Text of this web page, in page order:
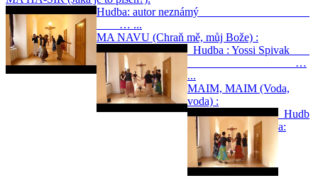
Hudba: autor neznámý
… ...
MA NAVU (Chraň mě, můj Bože) :
Hudba : Yossi Spivak
…
...
MAIM, MAIM (Voda,
voda) :
Hudb
a: